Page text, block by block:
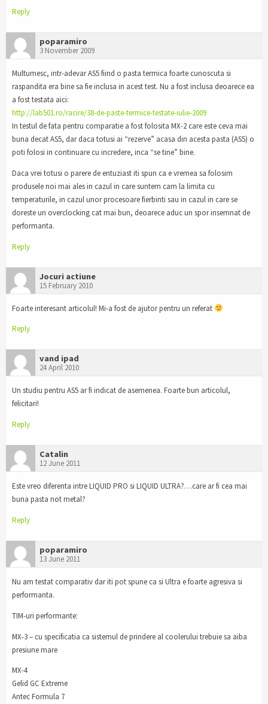
Reply
poparamiro
3 November 2009
Multumesc, intr-adevar AS5 fiind o pasta termica foarte cunoscuta si
raspandita era bine sa fie inclusa in acest test. Nu a fost inclusa deoarece ea
a fost testata aici:
http://lab501.ro/racire/38-de-paste-termice-testate-iulie-2009
In testul de fata pentru comparatie a fost folosita MX-2 care este ceva mai
buna decat AS5, dar daca totusi ai “rezerve” acasa din acesta pasta (AS5) o
poti folosi in continuare cu incredere, inca “se tine” bine.
Daca vrei totusi o parere de entuziast iti spun ca e vremea sa folosim
produsele noi mai ales in cazul in care suntem cam la limita cu
temperaturile, in cazul unor procesoare fierbinti sau in cazul in care se
doreste un overclocking cat mai bun, deoarece aduc un spor insemnat de
performanta.
Reply
Jocuri actiune
15 February 2010
Foarte interesant articolul! Mi-a fost de ajutor pentru un referat
Reply
vand ipad
24 April 2010
Un studiu pentru AS5 ar fi indicat de asemenea. Foarte bun articolul,
felicitari!
Reply
Catalin
12 June 2011
Este vreo diferenta intre LIQUID PRO si LIQUID ULTRA?…care ar fi cea mai
buna pasta not metal?
Reply
poparamiro
13 June 2011
Nu am testat comparativ dar iti pot spune ca si Ultra e foarte agresiva si
performanta.
TIM-uri performante:
MX-3 – cu specificatia ca sistemul de prindere al coolerului trebuie sa aiba
presiune mare
MX-4
Gelid GC Extreme
Antec Formula 7